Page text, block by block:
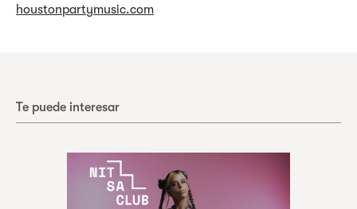
houstonpartymusic.com
Te puede interesar